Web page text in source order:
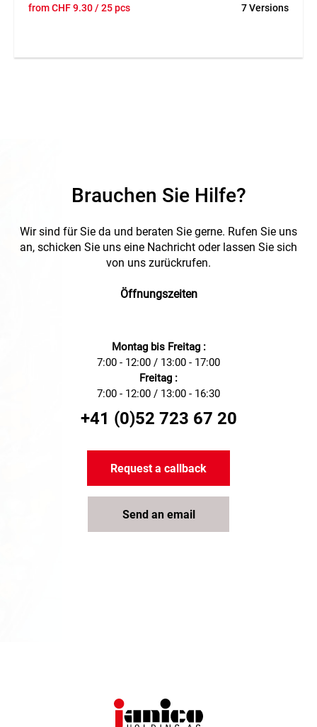
fromCHF9.30/ 25 pcs 7 Versions
Brauchen Sie Hilfe?
Wir sind für Sie da und beraten Sie gerne. Rufen Sie uns
an, schicken Sie uns eine Nachricht oder lassen Sie sich
von uns zurückrufen.
Öffnungszeiten
Montag bis Freitag :
7:00 - 12:00 / 13:00 - 17:00
Freitag :
7:00 - 12:00 / 13:00 - 16:30
+41 (0)52 723 67 20
Request a callback
Send an email